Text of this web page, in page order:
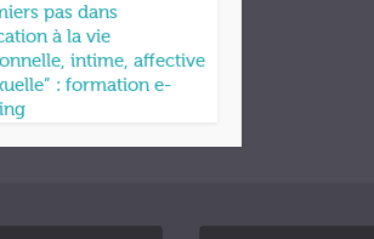
pas dans
à la vie
intime, affective
: formation e-